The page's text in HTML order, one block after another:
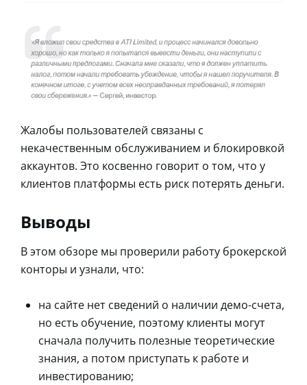
Жалобы пользователей связаны с
некачественным обслуживанием и блокировкой
аккаунтов. Это косвенно говорит о том, что у
клиентов платформы есть риск потерять деньги.
Выводы
В этом обзоре мы проверили работу брокерской
конторы и узнали, что:
на сайте нет сведений о наличии демо-счета,
но есть обучение, поэтому клиенты могут
сначала получить полезные теоретические
знания, а потом приступать к работе и
инвестированию;